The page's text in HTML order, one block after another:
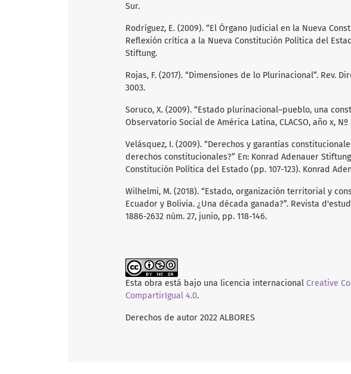
Sur.
Rodríguez, E. (2009). “El Órgano Judicial en la Nueva
Reflexión crítica a la Nueva Constitución Política del
Stiftung.
Rojas, F. (2017). “Dimensiones de lo Plurinacional”. Rev.
3003.
Soruco, X. (2009). “Estado plurinacional–pueblo, una
Observatorio Social de América Latina, CLACSO, año x,
Velásquez, I. (2009). “Derechos y garantías
derechos constitucionales?” En: Konrad Adenauer
Constitución Política del Estado (pp. 107-123). Konrad
Wilhelmi, M. (2018). “Estado, organización territorial y
Ecuador y Bolivia. ¿Una década ganada?”. Revista
1886-2632 núm. 27, junio, pp. 118-146.
Esta obra está bajo una licencia internacional Creative
CompartirIgual 4.0.
Derechos de autor 2022 ALBORES